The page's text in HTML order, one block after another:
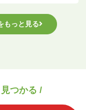
もっと見る
つかる /